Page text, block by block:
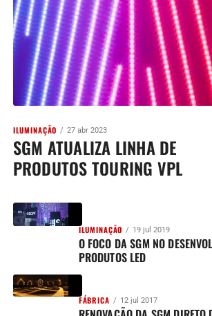
ILUMINAÇÃO 27 abr 2023
SGM ATUALIZA LINHA DE
PRODUTOS TOURING VPL
ILUMINAÇÃO 19 jul 2019
O FOCO DA SGM NO
PRODUTOS LED
FÁBRICA 12 jul 2017